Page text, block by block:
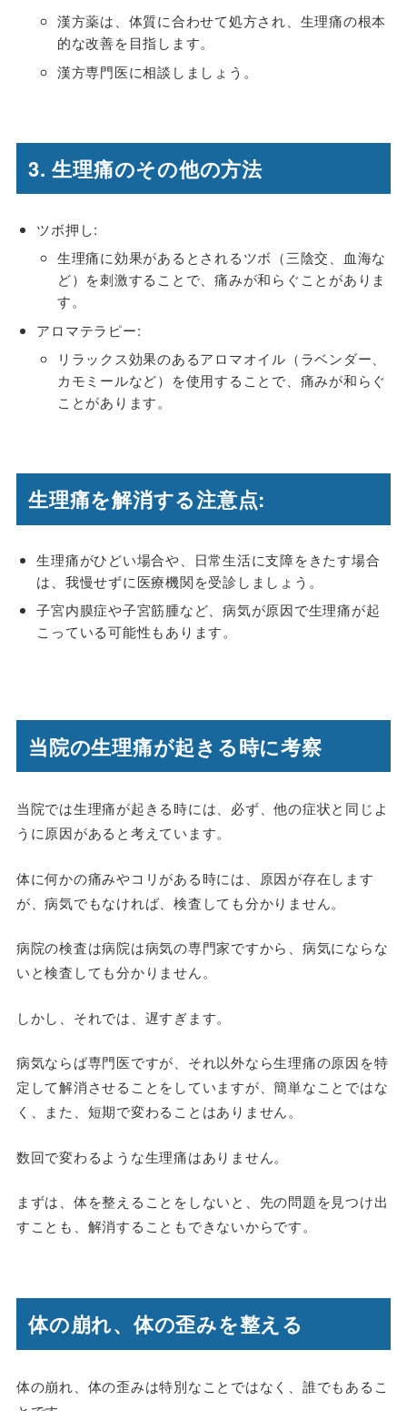
漢方薬は、体質に合わせて処方され、生理痛の根本
的な改善を目指します。
漢方専門医に相談しましょう。
3. 生理痛のその他の方法
ツボ押し:
生理痛に効果があるとされるツボ（三陰交、血海な
ど）を刺激することで、痛みが和らぐことがありま
す。
アロマテラピー:
リラックス効果のあるアロマオイル（ラベンダー、
カモミールなど）を使用することで、痛みが和らぐ
ことがあります。
生理痛を解消する注意点:
生理痛がひどい場合や、日常生活に支障をきたす場合
は、我慢せずに医療機関を受診しましょう。
子宮内膜症や子宮筋腫など、病気が原因で生理痛が起
こっている可能性もあります。
当院の生理痛が起きる時に考察
当院では生理痛が起きる時には、必ず、他の症状と同じよ
うに原因があると考えています。
体に何かの痛みやコリがある時には、原因が存在します
が、病気でもなければ、検査しても分かりません。
病院の検査は病院は病気の専門家ですから、病気にならな
いと検査しても分かりません。
しかし、それでは、遅すぎます。
病気ならば専門医ですが、それ以外なら生理痛の原因を特
定して解消させることをしていますが、簡単なことではな
く、また、短期で変わることはありません。
数回で変わるような生理痛はありません。
まずは、体を整えることをしないと、先の問題を見つけ出
すことも、解消することもできないからです。
体の崩れ、体の歪みを整える
体の崩れ、体の歪みは特別なことではなく、誰でもあるこ